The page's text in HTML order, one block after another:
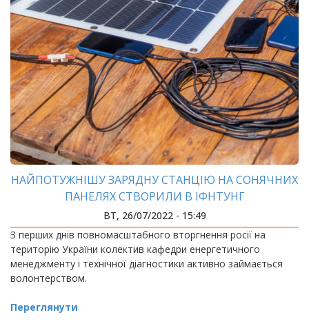
НАЙПОТУЖНІШУ ЗАРЯДНУ СТАНЦІЮ НА СОНЯЧНИХ
ПАНЕЛЯХ СТВОРИЛИ В ІФНТУНГ
ВТ, 26/07/2022 - 15:49
З перших днів повномасштабного вторгнення росії на
територію України колектив кафедри енергетичного
менеджменту і технічної діагностики активно займається
волонтерством.
Переглянути